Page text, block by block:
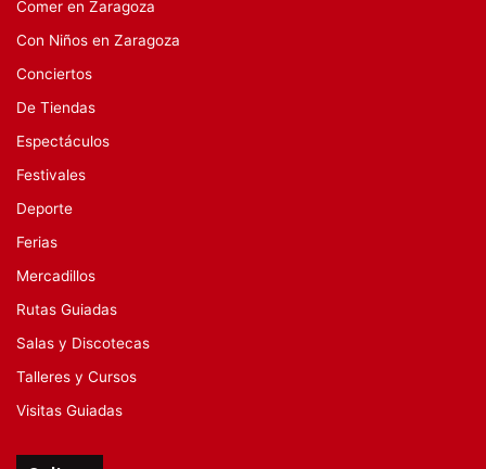
Comer en Zaragoza
Con Niños en Zaragoza
Conciertos
De Tiendas
Espectáculos
Festivales
Deporte
Ferias
Mercadillos
Rutas Guiadas
Salas y Discotecas
Talleres y Cursos
Visitas Guiadas